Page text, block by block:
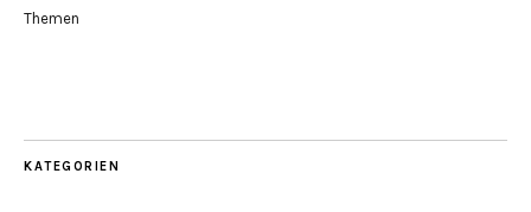
Themen
KATEGORIEN